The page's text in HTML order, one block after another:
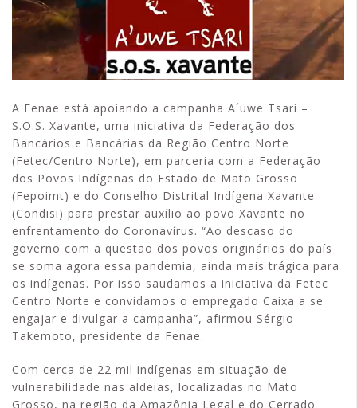
A Fenae está apoiando a campanha A´uwe Tsari –
S.O.S. Xavante, uma iniciativa da Federação dos
Bancários e Bancárias da Região Centro Norte
(Fetec/Centro Norte), em parceria com a Federação
dos Povos Indígenas do Estado de Mato Grosso
(Fepoimt) e do Conselho Distrital Indígena Xavante
(Condisi) para prestar auxílio ao povo Xavante no
enfrentamento do Coronavírus. “Ao descaso do
governo com a questão dos povos originários do país
se soma agora essa pandemia, ainda mais trágica para
os indígenas. Por isso saudamos a iniciativa da Fetec
Centro Norte e convidamos o empregado Caixa a se
engajar e divulgar a campanha”, afirmou Sérgio
Takemoto, presidente da Fenae.
Com cerca de 22 mil indígenas em situação de
vulnerabilidade nas aldeias, localizadas no Mato
Grosso, na região da Amazônia Legal e do Cerrado